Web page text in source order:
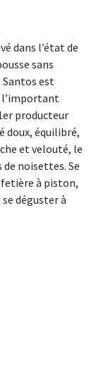
dans l’état de
sans
est
l’important
producteur
doux, équilibré,
et velouté, le
noisettes. Se
à piston,
déguster à